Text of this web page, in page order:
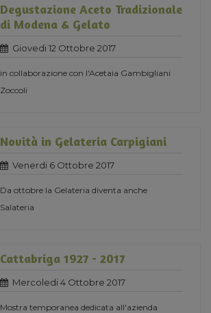
Degustazione Aceto Tradizionale
di Modena & Gelato
Giovedi 12 Ottobre 2017
in collaborazione con l'Acetaia Gambigliani
Zoccoli
Novità in Gelateria Carpigiani
Venerdi 6 Ottobre 2017
Da ottobre la Gelateria diventa anche
Salateria
Cattabriga 1927 - 2017
Mercoledi 4 Ottobre 2017
Mostra temporanea dedicata all'azienda